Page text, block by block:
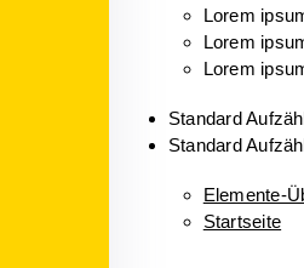
Lorem
Lorem
Lorem
Standard
Standard
Elemente-
Startseite